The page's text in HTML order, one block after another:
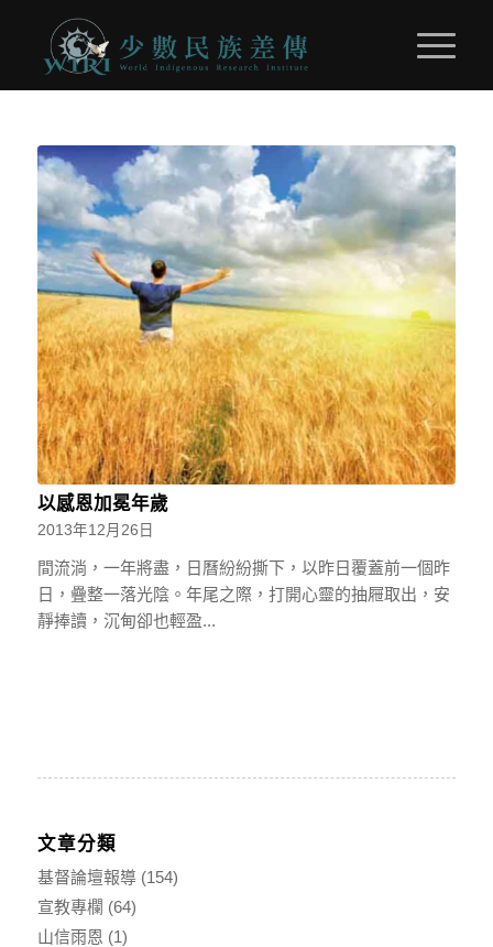
以感恩加冕年歲
2013年12月26日
間流淌，一年將盡，日曆紛紛撕下，以昨日覆蓋前一個昨
日，疊整一落光陰。年尾之際，打開心靈的抽屜取出，安
靜捧讀，沉甸卻也輕盈...
文章分類
基督論壇報導(154)
宣教專欄 (64)
山信雨恩 (1)